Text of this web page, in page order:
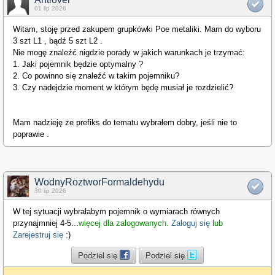
01 lip 2026
Witam, stoję przed zakupem grupkówki Poe metaliki. Mam do wyboru
3 szt L1 , bądź 5 szt L2 .
Nie mogę znaleźć nigdzie porady w jakich warunkach je trzymać:
1. Jaki pojemnik będzie optymalny ?
2. Co powinno się znaleźć w takim pojemniku?
3. Czy nadejdzie moment w którym będę musiał je rozdzielić?
Mam nadzieję że prefiks do tematu wybrałem dobry, jeśli nie to
poprawie .
WodnyRoztworFormaldehydu
30 lip 2026
W tej sytuacji wybrałabym pojemnik o wymiarach równych
przynajmniej 4-5
więcej dla zalogowanych. Zaloguj się lub
Zarejestruj się :)
Podziel się Podziel się